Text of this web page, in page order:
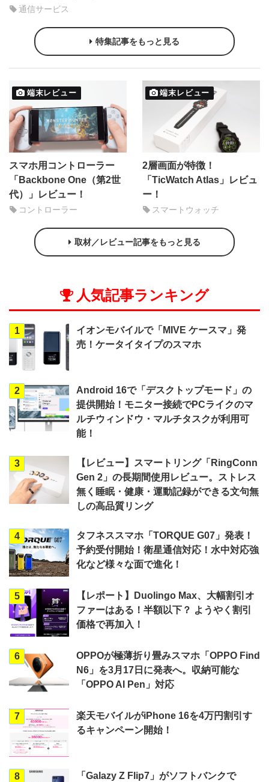
通信サービス
特集記事をもっと見る
端末レビュー
スマホ用コントローラー
「Backbone One（第2世
代）」レビュー！
コントローラー
端末レビュー
2層画面が特徴！
「TicWatch Atlas」レビュ
ー！
スマートウォッチ
取材／レビュー記事をもっと見る
人気記事ランキング
1
イオンモバイルで「MIVE ケースマ」発
売！ケータイタイプのスマホ
2
Android 16で「デスクトップモード」の
提供開始！モニター接続でPCライクのマ
ルチウィンドウ・マルチタスクが利用可
能！
3
【レビュー】スマートリング「RingConn
Gen 2」の長期間使用レビュー。ストレス
無く睡眠・健康・運動記録ができる文句無
しの高品質リング
4
タフネススマホ「TORQUE G07」発表！
予約受付開始！衛星通信対応！水中対応強
化など様々な面で進化！
5
【レポート】Duolingo Max、大幅割引オ
ファーはある！半額以下？ ようやく割引
価格で再加入！
6
OPPOが極薄折り畳みスマホ「OPPO Find
N6」を3月17日に発表へ。収納可能な
「OPPO AI Pen」対応
7
楽天モバイルがiPhone 16を4万円割引す
るキャンペーン開始！
8
「Galazy Z Flip7」がソフトバンクで